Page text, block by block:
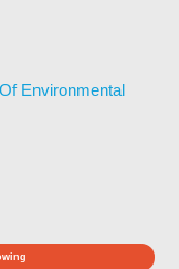
Environmental